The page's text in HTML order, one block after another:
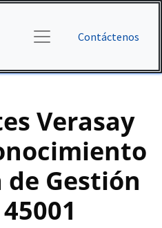
Contáctenos
Verasay
Gestión